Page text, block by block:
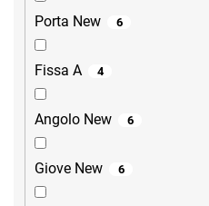
Porta New 6
Fissa A 4
Angolo New 6
Giove New 6